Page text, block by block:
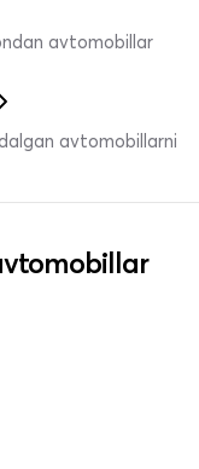
avtomobillar
avtomobillarni